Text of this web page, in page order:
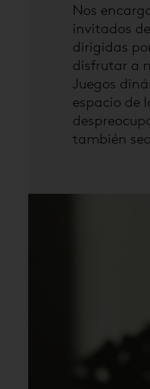
Nos
invitados
dirigidas
disfrutar a
Juegos
espacio de
también